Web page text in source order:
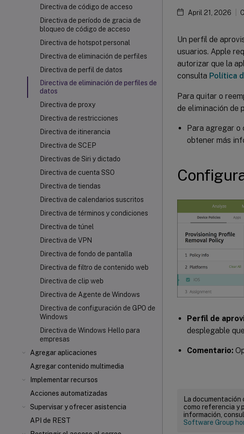
Directiva de código de acceso
Directiva de período de gracia de
bloqueo de código de acceso
Directiva de hotspot personal
Directiva de eliminación de perfiles
Directiva de perfil de datos
Directiva de eliminación de perfiles de
datos
Directiva de proxy
Directiva de restricciones
Directiva de itinerancia
Directiva de SCEP
Directivas de Siri y dictado
Directiva de cuenta SSO
Directiva de tiendas
Directiva de calendarios suscritos
Directiva de términos y condiciones
Directiva de túnel
Directiva de VPN
Directiva de fondo de pantalla
Directiva de filtro de contenido web
Directiva de clip web
Directiva de Agente de Windows
Directiva de configuración de GPO de
Windows
Directiva de Windows Hello para
empresas
Agregar aplicaciones
Agregar contenido multimedia
Implementar recursos
Acciones automatizadas
Supervisar y ofrecer asistencia
API de REST
April 21, 2026
Un perfil de
usuarios. Apple
autorizar que la
consulta Política
Para quitar o
de eliminación de
Para agregar o
obtener más
Perfil de
desplegable
Comentario:
La
como referencia y
información,
Software Group